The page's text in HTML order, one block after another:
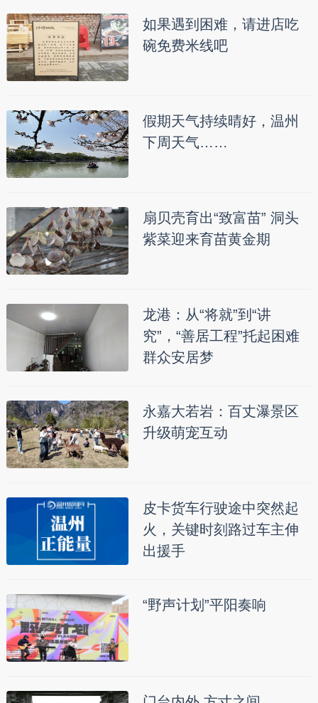
如果遇到困难，请进店吃
碗免费米线吧
假期天气持续晴好，温州
下周天气……
扇贝壳育出“致富苗” 洞头
紫菜迎来育苗黄金期
龙港：从“将就”到“讲
究”，“善居工程”托起困难
群众安居梦
永嘉大若岩：百丈瀑景区
升级萌宠互动
皮卡货车行驶途中突然起
火，关键时刻路过车主伸
出援手
“野声计划”平阳奏响